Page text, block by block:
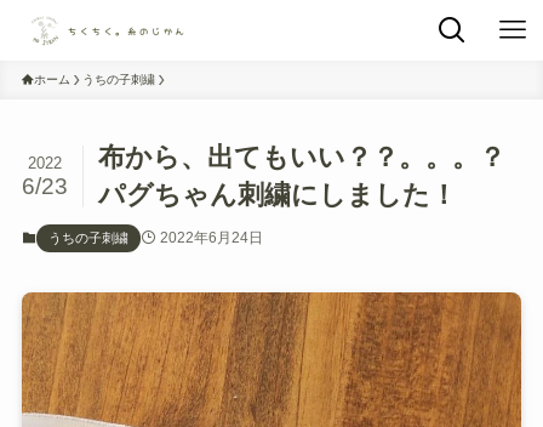
ホーム うちの子刺繍
布から、出てもいい？？。。。？
パグちゃん刺繍にしました！
2022
6/23
うちの子刺繍 2022年6月24日